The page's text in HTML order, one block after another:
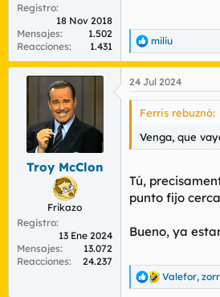
Registro
18 Nov 2018
Mensajes
1.502
Reacciones
1.431
R
e
a
c
c
n
e
:
miliu
Troy McClon
Frikazo
Registro
13 Ene 2024
Mensajes
13.072
Reacciones
24.237
24 Jul 2024
Ferris rebuznó:
Venga, que
Tú,
punto fijo
Bueno, ya
R
e
Valefor,